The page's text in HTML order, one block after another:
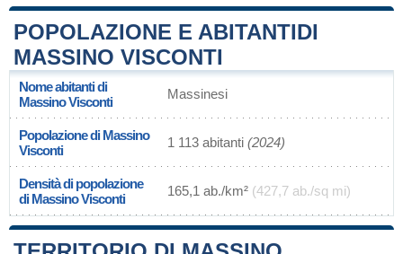
POPOLAZIONE E ABITANTIDI
MASSINO VISCONTI
Nome abitanti di
Massino Visconti
Massinesi
Popolazione di Massino
Visconti
1 113 abitanti (2024)
Densità di popolazione
di Massino Visconti
165,1 ab./km² (427,7 ab./sq mi)